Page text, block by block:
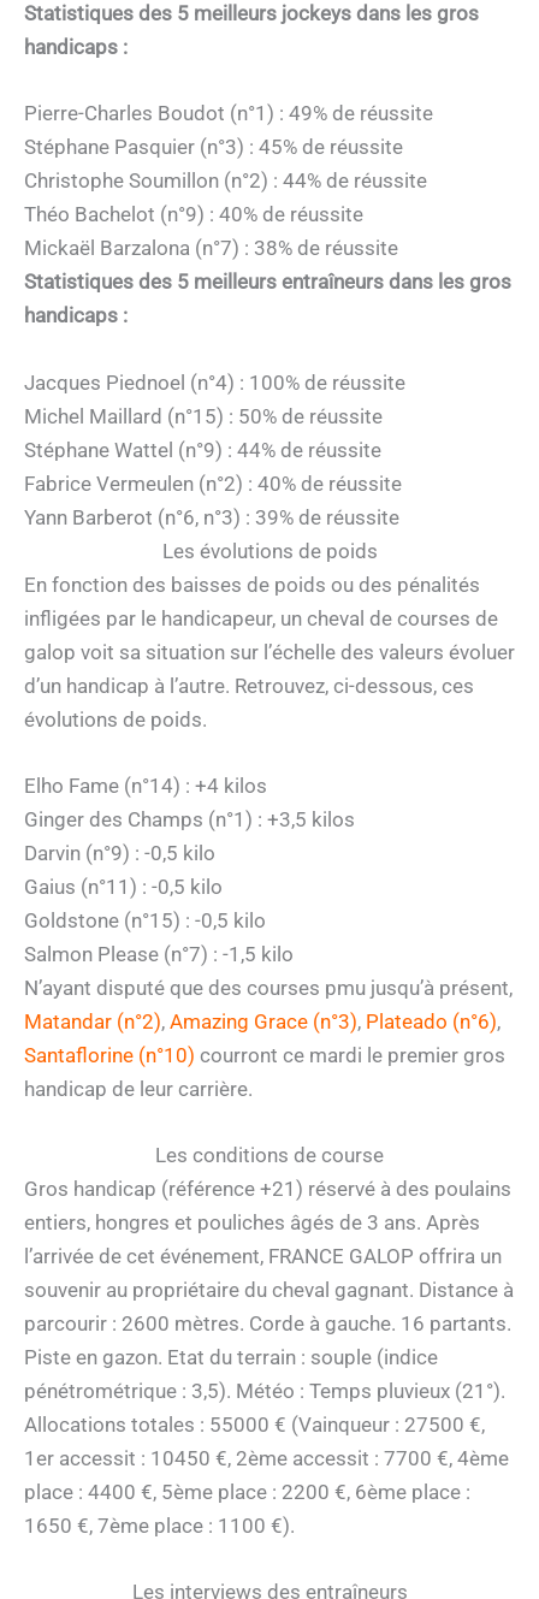
Statistiques des 5 meilleurs jockeys dans les gros
handicaps :
Pierre-Charles Boudot (n°1) : 49% de réussite
Stéphane Pasquier (n°3) : 45% de réussite
Christophe Soumillon (n°2) : 44% de réussite
Théo Bachelot (n°9) : 40% de réussite
Mickaël Barzalona (n°7) : 38% de réussite
Statistiques des 5 meilleurs entraîneurs dans les gros
handicaps :
Jacques Piednoel (n°4) : 100% de réussite
Michel Maillard (n°15) : 50% de réussite
Stéphane Wattel (n°9) : 44% de réussite
Fabrice Vermeulen (n°2) : 40% de réussite
Yann Barberot (n°6, n°3) : 39% de réussite
Les évolutions de poids
En fonction des baisses de poids ou des pénalités
infligées par le handicapeur, un cheval de courses de
galop voit sa situation sur l’échelle des valeurs évoluer
d’un handicap à l’autre. Retrouvez, ci-dessous, ces
évolutions de poids.
Elho Fame (n°14) : +4 kilos
Ginger des Champs (n°1) : +3,5 kilos
Darvin (n°9) : -0,5 kilo
Gaius (n°11) : -0,5 kilo
Goldstone (n°15) : -0,5 kilo
Salmon Please (n°7) : -1,5 kilo
N’ayant disputé que des courses pmu jusqu’à présent,
Matandar (n°2), Amazing Grace (n°3), Plateado (n°6),
Santaflorine (n°10) courront ce mardi le premier gros
handicap de leur carrière.
Les conditions de course
Gros handicap (référence +21) réservé à des poulains
entiers, hongres et pouliches âgés de 3 ans. Après
l’arrivée de cet événement, FRANCE GALOP offrira un
souvenir au propriétaire du cheval gagnant. Distance à
parcourir : 2600 mètres. Corde à gauche. 16 partants.
Piste en gazon. Etat du terrain : souple (indice
pénétrométrique : 3,5). Météo : Temps pluvieux (21°).
Allocations totales : 55000 € (Vainqueur : 27500 €,
1er accessit : 10450 €, 2ème accessit : 7700 €, 4ème
place : 4400 €, 5ème place : 2200 €, 6ème place :
1650 €, 7ème place : 1100 €).
Les interviews des entraîneurs